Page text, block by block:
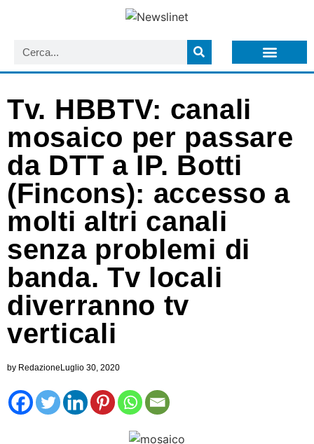
Tv. HBBTV: canali
mosaico per passare
da DTT a IP. Botti
(Fincons): accesso a
molti altri canali
senza problemi di
banda. Tv locali
diverranno tv
verticali
by RedazioneLuglio 30, 2020